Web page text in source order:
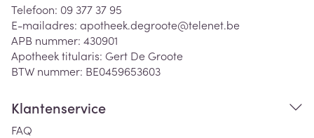
Telefoon: 09 377 37 95
E-mailadres: apotheek.degroote@telenet.be
APB nummer: 430901
Apotheek titularis: Gert De Groote
BTW nummer: BE0459653603
Klantenservice
FAQ